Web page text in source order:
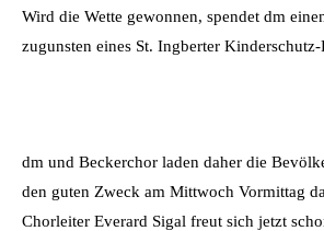
Wird die Wette gewonnen, spendet dm
zugunsten eines St. Ingberter Kinderschutz-
dm und Beckerchor laden daher die
den guten Zweck am Mittwoch Vormittag
Chorleiter Everard Sigal freut sich jetzt